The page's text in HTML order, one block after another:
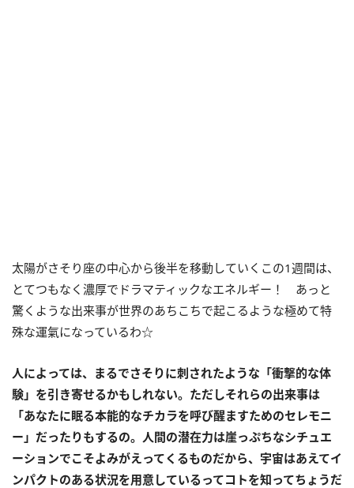
太陽がさそり座の中心から後半を移動していくこの1週間は、
とてつもなく濃厚でドラマティックなエネルギー！ あっと
驚くような出来事が世界のあちこちで起こるような極めて特
殊な運氣になっているわ☆
人によっては、まるでさそりに刺されたような「衝撃的な体
験」を引き寄せるかもしれない。ただしそれらの出来事は
「あなたに眠る本能的なチカラを呼び醒ますためのセレモニ
ー」だったりもするの。人間の潜在力は崖っぷちなシチュエ
ーションでこそよみがえってくるものだから、宇宙はあえてイ
ンパクトのある状況を用意しているってコトを知ってちょうだ